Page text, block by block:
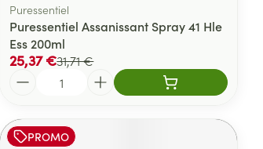
Puressentiel
Puressentiel Assanissant Spray 41 Hle
Ess 200ml
31,71 €
25,37 €
PROMO